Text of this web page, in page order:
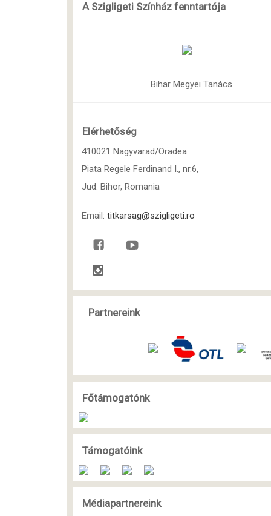
A Szigligeti Színház fenntartója
Bihar Megyei Tanács
Elérhetőség
410021 Nagyvarad/Oradea
Piata Regele Ferdinand I., nr.6,
Jud. Bihor, Romania
Email: titkarsag@szigligeti.ro
Partnereink
Főtámogatónk
Támogatóink
Médiapartnereink